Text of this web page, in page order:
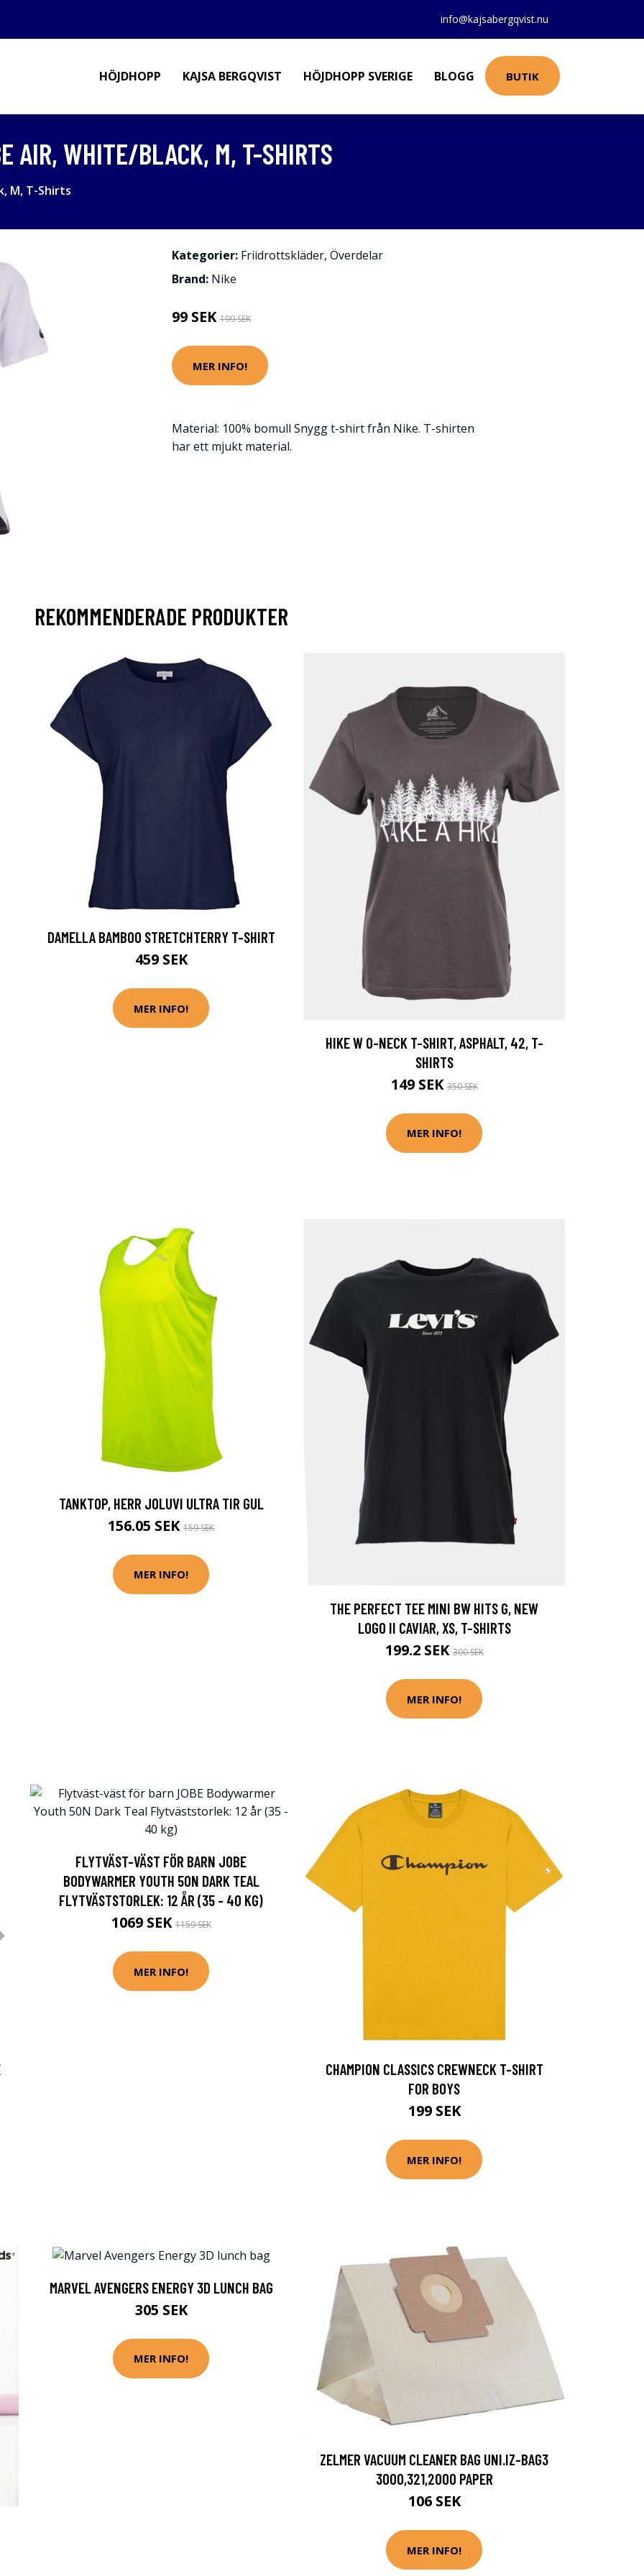
info@kajsabergqvist.nu
HÖJDHOPP KAJSA BERGQVIST HÖJDHOPP SVERIGE BLOGG BUTIK
AIR, WHITE/BLACK, M, T-SHIRTS
M, T-Shirts
Kategorier: Friidrottskläder, Överdelar
Brand: Nike
99 SEK 199 SEK
MER INFO!
Material: 100% bomull Snygg t-shirt från Nike. T-shirten
har ett mjukt material.
REKOMMENDERADE PRODUKTER
DAMELLA BAMBOO STRETCHTERRY T-SHIRT
459 SEK
MER INFO!
HIKE W O-NECK T-SHIRT, ASPHALT, 42, T-
SHIRTS
149 SEK350 SEK
MER INFO!
TANKTOP, HERR JOLUVI ULTRA TIR GUL
156.05 SEK 159 SEK
MER INFO!
THE PERFECT TEE MINI BW HITS G, NEW
LOGO II CAVIAR, XS, T-SHIRTS
199.2 SEK300 SEK
MER INFO!
FLYTVÄST-VÄST FÖR BARN JOBE
BODYWARMER YOUTH 50N DARK TEAL
FLYTVÄSTSTORLEK: 12 ÅR (35 - 40 KG)
1069 SEK1159 SEK
MER INFO!
CHAMPION CLASSICS CREWNECK T-SHIRT
FOR BOYS
199 SEK
MER INFO!
MARVEL AVENGERS ENERGY 3D LUNCH BAG
305 SEK
MER INFO!
ZELMER VACUUM CLEANER BAG UNI.IZ-BAG3
3000,321,2000 PAPER
106 SEK
MER INFO!